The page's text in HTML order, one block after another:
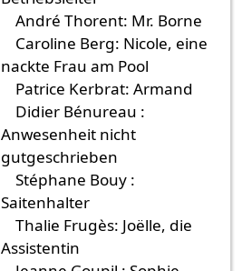
André Thorent: Mr. Borne
Caroline Berg: Nicole, eine
nackte Frau am Pool
Patrice Kerbrat: Armand
Didier Bénureau :
Anwesenheit nicht
gutgeschrieben
Stéphane Bouy :
Saitenhalter
Thalie Frugès: Joëlle, die
Assistentin